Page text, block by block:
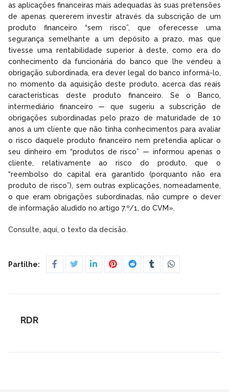
as aplicações financeiras mais adequadas às suas pretensões
de apenas quererem investir através da subscrição de um
produto financeiro “sem risco”, que oferecesse uma
segurança semelhante a um depósito a prazo, mas que
tivesse uma rentabilidade superior à deste, como era do
conhecimento da funcionária do banco que lhe vendeu a
obrigação subordinada, era dever legal do banco informá-lo,
no momento da aquisição deste produto, acerca das reais
características deste produto financeiro. Se o Banco,
intermediário financeiro — que sugeriu a subscrição de
obrigações subordinadas pelo prazo de maturidade de 10
anos a um cliente que não tinha conhecimentos para avaliar
o risco daquele produto financeiro nem pretendia aplicar o
seu dinheiro em “produtos de risco” — informou apenas o
cliente, relativamente ao risco do produto, que o
“reembolso do capital era garantido (porquanto não era
produto de risco”), sem outras explicações, nomeadamente,
o que eram obrigações subordinadas, não cumpre o dever
de informação aludido no artigo 7.º/1, do CVM».
Consulte, aqui, o texto da decisão.
Partilhe:
RDR